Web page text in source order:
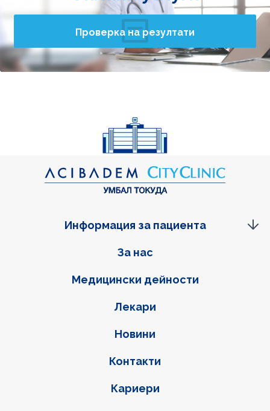
Проверка на резултати
Фуутер навигация
За нас
Медицински дейности
Лекари
Новини
Контакти
Кариери
Информация за пациента